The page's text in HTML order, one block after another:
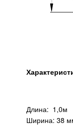
Длина: 1,0м
Ширина: 38